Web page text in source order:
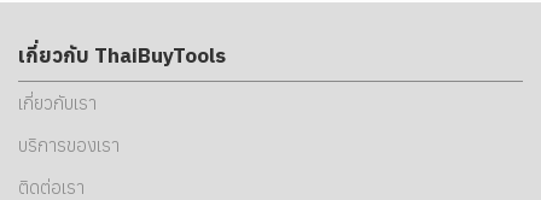
เกี่ยวกับ ThaiBuyTools
เกี่ยวกับเรา
บริการของเรา
ติดต่อเรา